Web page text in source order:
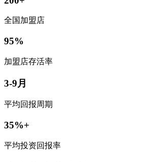
全国加盟店
95%
加盟店存活率
3-9月
平均回报周期
35%+
平均投资回报率